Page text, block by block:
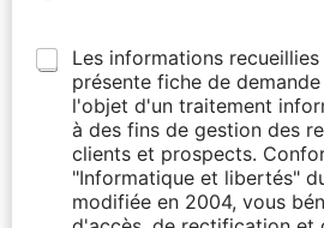
Les informations
présente fiche de
l'objet d'un traitement
à des fins de gestion des
clients et prospects.
"Informatique et libertés"
modifiée en 2004, vous